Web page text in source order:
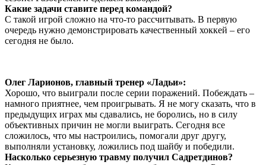
Какие задачи ставите перед командой?
С такой игрой сложно на что-то рассчитывать. В первую
очередь нужно демонстрировать качественный хоккей – его
сегодня не было.
Олег Ларионов, главный тренер «Ладьи»:
Хорошо, что выиграли после серии поражений. Побеждать –
намного приятнее, чем проигрывать. Я не могу сказать, что в
предыдущих играх мы сдавались, не боролись, но в силу
объективных причин не могли выиграть. Сегодня все
сложилось, что мы настроились, помогали друг другу,
выполняли установку, ложились под шайбу и победили.
Насколько серьезную травму получил Садретдинов?